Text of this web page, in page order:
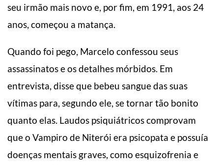
seu irmão mais novo e, por fim, em 1991, aos 24
anos, começou a matança.
Quando foi pego, Marcelo confessou seus
assassinatos e os detalhes mórbidos. Em
entrevista, disse que bebeu sangue das suas
vítimas para, segundo ele, se tornar tão bonito
quanto elas. Laudos psiquiátricos comprovam
que o Vampiro de Niterói era psicopata e possuía
doenças mentais graves, como esquizofrenia e